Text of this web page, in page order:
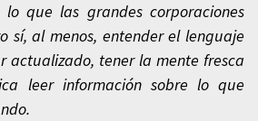
que las grandes corporaciones
sí, al menos, entender el lenguaje
actualizado, tener la mente fresca
leer información sobre lo que